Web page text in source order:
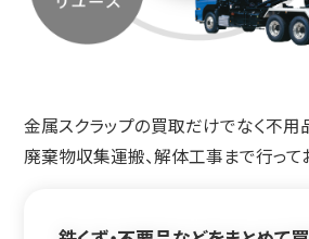
金属スクラップの買取だけでなく不用
廃棄物収集運搬、解体工事まで行って